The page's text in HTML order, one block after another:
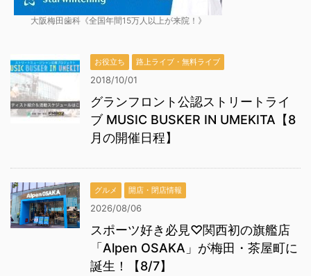
大阪梅田歯科《全国年間15万人以上が来院！》
お役立ち 路上ライブ・無料ライブ
2018/10/01
グランフロント公認ストリートライ
ブ MUSIC BUSKER IN UMEKITA【8
月の開催日程】
グルメ 開店・閉店情報
2026/08/06
スポーツ好き必見♡関西初の旗艦店
「Alpen OSAKA」が梅田・茶屋町に
誕生！【8/7】